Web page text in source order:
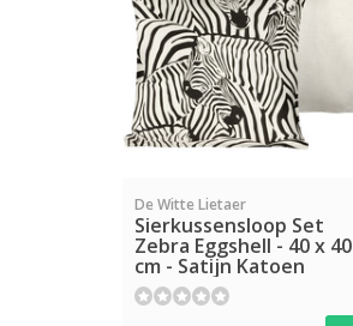
De Witte Lietaer
Sierkussensloop Set
Zebra Eggshell - 40 x 40
cm - Satijn Katoen